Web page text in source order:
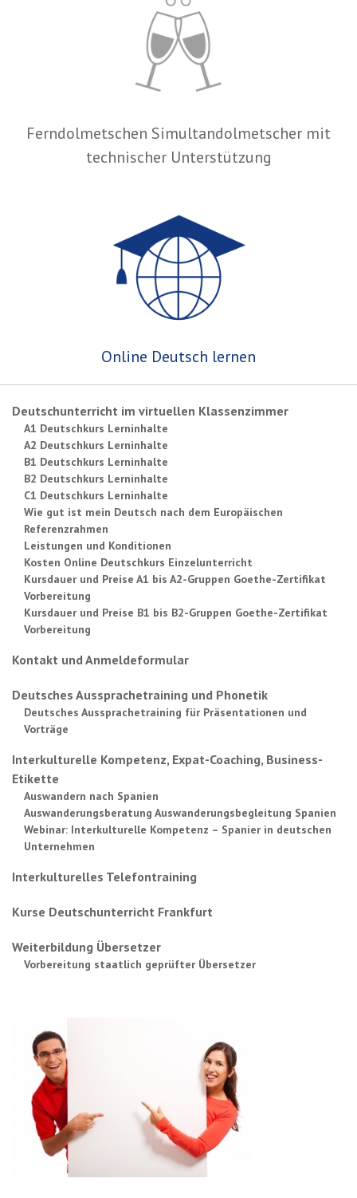
Ferndolmetschen Simultandolmetscher mit
technischer Unterstützung
Online Deutsch lernen
Deutschunterricht im virtuellen Klassenzimmer
A1 Deutschkurs Lerninhalte
A2 Deutschkurs Lerninhalte
B1 Deutschkurs Lerninhalte
B2 Deutschkurs Lerninhalte
C1 Deutschkurs Lerninhalte
Wie gut ist mein Deutsch nach dem Europäischen
Referenzrahmen
Leistungen und Konditionen
Kosten Online Deutschkurs Einzelunterricht
Kursdauer und Preise A1 bis A2-Gruppen Goethe-Zertifikat
Vorbereitung
Kursdauer und Preise B1 bis B2-Gruppen Goethe-Zertifikat
Vorbereitung
Kontakt und Anmeldeformular
Deutsches Aussprachetraining und Phonetik
Deutsches Aussprachetraining für Präsentationen und
Vorträge
Interkulturelle Kompetenz, Expat-Coaching, Business-
Etikette
Auswandern nach Spanien
Auswanderungsberatung Auswanderungsbegleitung Spanien
Webinar: Interkulturelle Kompetenz – Spanier in deutschen
Unternehmen
Interkulturelles Telefontraining
Kurse Deutschunterricht Frankfurt
Weiterbildung Übersetzer
Vorbereitung staatlich geprüfter Übersetzer